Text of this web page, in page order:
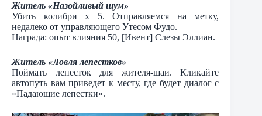
Житель «Назойливый шум»
Убить колибри х 5. Отправляемся на метку,
недалеко от управляющего Утесом Фудо.
Награда: опыт влияния 50, [Ивент] Слезы Эллиан.
Житель «Ловля лепестков»
Поймать лепесток для жителя-шаи. Кликайте
автопуть вам приведет к месту, где будет диалог с
«Падающие лепестки».